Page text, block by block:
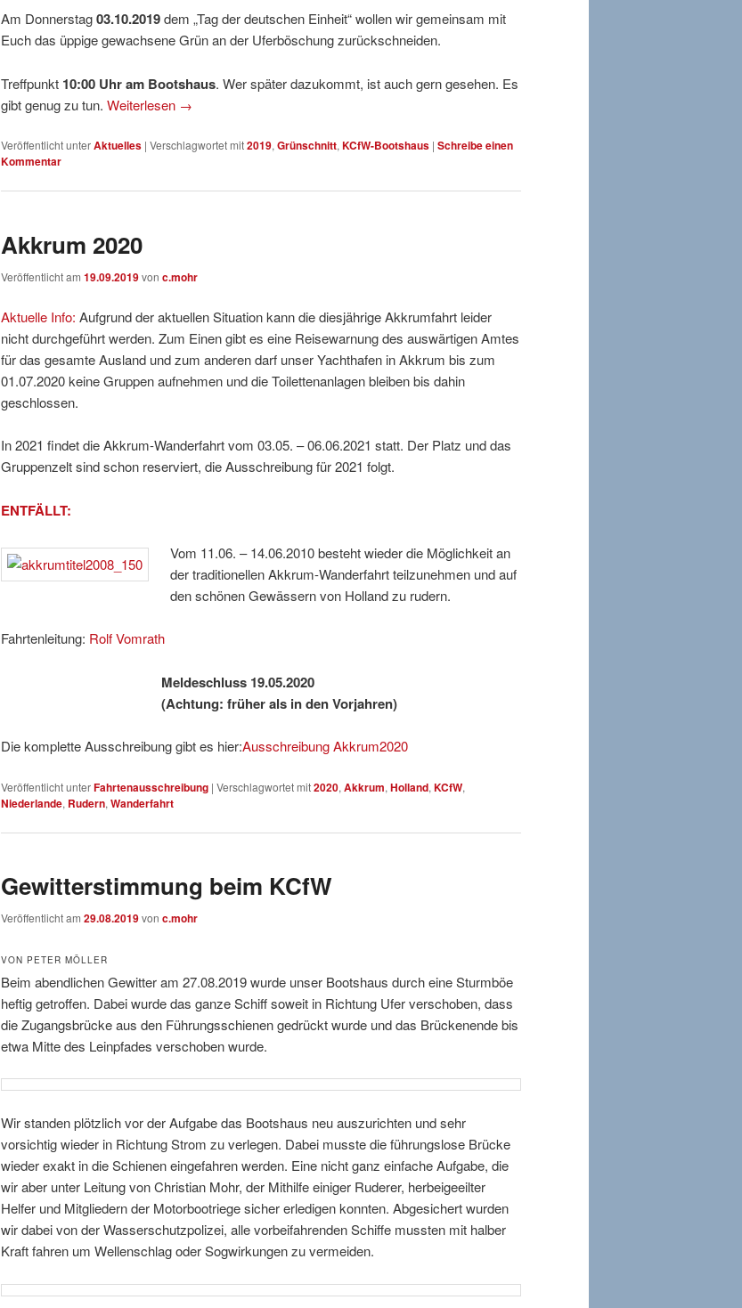
Am Donnerstag03.10.2019dem „Tag der deutschen Einheit“ wollen wir gemeinsam mit
Euch das üppige gewachsene Grün an der Uferböschung zurückschneiden.
Treffpunkt 10:00 Uhr am Bootshaus. Wer später dazukommt, ist auch gern gesehen. Es
gibt genug zu tun. Weiterlesen →
Veröffentlicht unterAktuelles | Verschlagwortet mit2019, Grünschnitt, KCfW-Bootshaus | Schreibe einen
Kommentar
Akkrum 2020
Veröffentlicht am 19.09.2019von c.mohr
Aktuelle Info: Aufgrund der aktuellen Situation kann die diesjährige Akkrumfahrt leider
nicht durchgeführt werden. Zum Einen gibt es eine Reisewarnung des auswärtigen Amtes
für das gesamte Ausland und zum anderen darf unser Yachthafen in Akkrum bis zum
01.07.2020 keine Gruppen aufnehmen und die Toilettenanlagen bleiben bis dahin
geschlossen.
In 2021 findet die Akkrum-Wanderfahrt vom 03.05. – 06.06.2021 statt. Der Platz und das
Gruppenzelt sind schon reserviert, die Ausschreibung für 2021 folgt.
ENTFÄLLT:
Vom 11.06. – 14.06.2010 besteht wieder die Möglichkeit an
der traditionellen Akkrum-Wanderfahrt teilzunehmen und auf
den schönen Gewässern von Holland zu rudern.
Fahrtenleitung: Rolf Vomrath
Meldeschluss 19.05.2020
(Achtung: früher als in den Vorjahren)
Die komplette Ausschreibung gibt es hier:Ausschreibung Akkrum2020
Veröffentlicht unterFahrtenausschreibung | Verschlagwortet mit2020, Akkrum, Holland, KCfW,
Niederlande, Rudern, Wanderfahrt
Gewitterstimmung beim KCfW
Veröffentlicht am 29.08.2019von c.mohr
VON PETER MÖLLER
Beim abendlichen Gewitter am 27.08.2019 wurde unser Bootshaus durch eine Sturmböe
heftig getroffen. Dabei wurde das ganze Schiff soweit in Richtung Ufer verschoben, dass
die Zugangsbrücke aus den Führungsschienen gedrückt wurde und das Brückenende bis
etwa Mitte des Leinpfades verschoben wurde.
Wir standen plötzlich vor der Aufgabe das Bootshaus neu auszurichten und sehr
vorsichtig wieder in Richtung Strom zu verlegen. Dabei musste die führungslose Brücke
wieder exakt in die Schienen eingefahren werden. Eine nicht ganz einfache Aufgabe, die
wir aber unter Leitung von Christian Mohr, der Mithilfe einiger Ruderer, herbeigeeilter
Helfer und Mitgliedern der Motorbootriege sicher erledigen konnten. Abgesichert wurden
wir dabei von der Wasserschutzpolizei, alle vorbeifahrenden Schiffe mussten mit halber
Kraft fahren um Wellenschlag oder Sogwirkungen zu vermeiden.